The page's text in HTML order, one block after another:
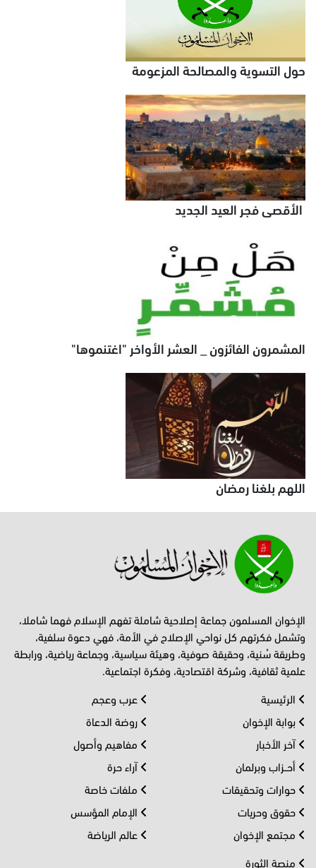
حول التسوية والمصالحة المزعومة
الأقصى فجر العيد الجديد
المشمرون الفائزون _ العشر الأواخر "اغتنموها"
اللهم بلغنا رمضان
الإخوان المسلمون جماعة إصلاحية شاملة تفهم الإسلام فهما شاملا،
وتشمل فكرتهم كل نواحي الإصلاح في الأمة، فهي دعوة سلفية،
وطريقة سُنية، وحقيقة صوفية، وهيئة سياسية، وجماعة رياضية، ورابطة
علمية ثقافية، وشركة اقتصادية، وفكرة اجتماعية.
الرئيسية
بوابة الإخوان
آخر الأخبار
أحــزاب وبرلمان
حوارات وتحقيقات
حقوق وحريات
مجتمع الإخوان
عرب وعجم
روضة الدعاة
مفاهيم وأصول
آراء حرة
ملفات خاصة
الإمام المؤسس
عالم الرياضة
منصة الثورة